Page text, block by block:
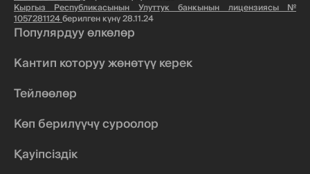
Кыргыз Республикасынын Улуттук банкынын лицензиясы №
1057281124берилген күнү 28.11.24
Популярдуу өлкөлөр
Кантип которуу жөнөтүү керек
Тейлөөлөр
Көп берилүүчү суроолор
Қауіпсіздік